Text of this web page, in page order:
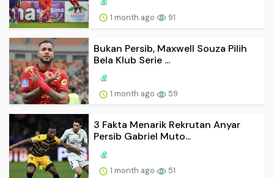
1 month ago 91
Bukan Persib, Maxwell Souza Pilih
Bela Klub Serie ...
1 month ago 59
3 Fakta Menarik Rekrutan Anyar
Persib Gabriel Muto...
1 month ago 51